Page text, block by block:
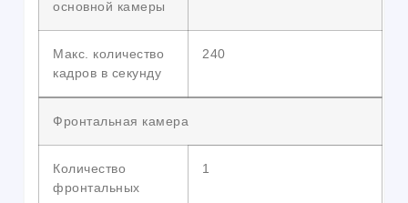
основной камеры
Макс. количество
кадров в секунду
240
Фронтальная камера
Количество
фронтальных
1